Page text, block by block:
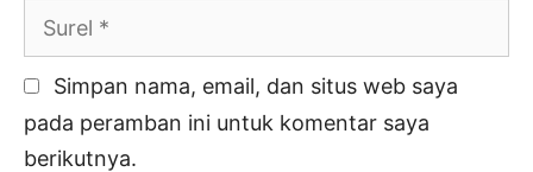
Surel
Simpan nama, email, dan situs web saya
pada peramban ini untuk komentar saya
berikutnya.